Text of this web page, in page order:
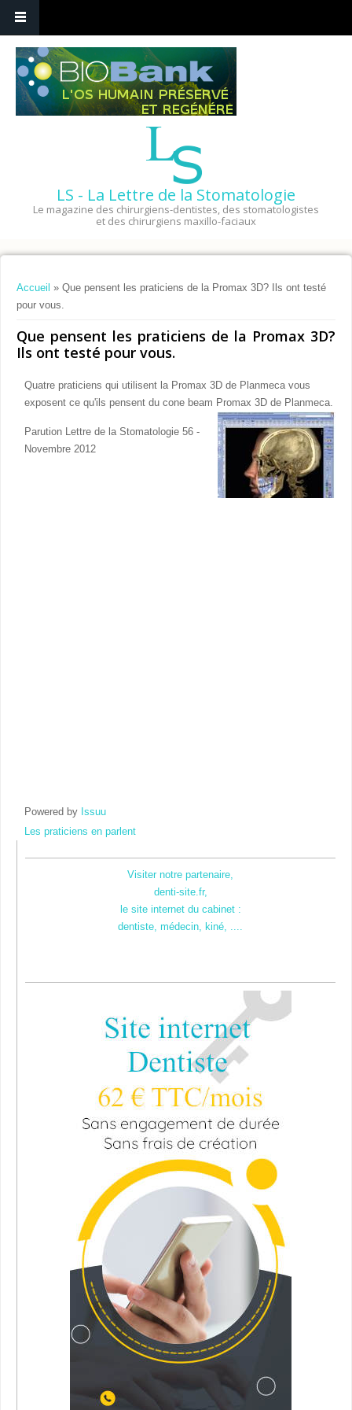
LS - La Lettre de la Stomatologie
Le magazine des chirurgiens-dentistes, des stomatologistes
et des chirurgiens maxillo-faciaux
Vous êtes ici
Accueil » Que pensent les praticiens de la Promax 3D? Ils ont testé
pour vous.
Que pensent les praticiens de la Promax 3D?
Ils ont testé pour vous.
Quatre praticiens qui utilisent la Promax 3D de Planmeca vous
exposent ce qu'ils pensent du cone beam Promax 3D de Planmeca.
Parution Lettre de la Stomatologie 56 -
Novembre 2012
Powered by Issuu
Les praticiens en parlent
Visiter notre partenaire,
denti-site.fr,
le site internet du cabinet :
dentiste, médecin, kiné, ....